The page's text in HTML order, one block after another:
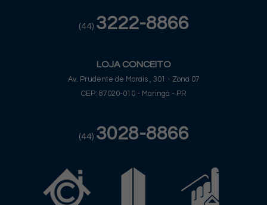
(44) 3222-8866
LOJA CONCEITO
Av. Prudente de Morais , 301 - Zona 07
CEP: 87020-010 - Maringá - PR
(44) 3028-8866